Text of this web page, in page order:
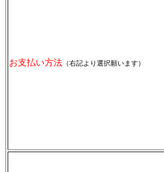
お支払い方法 （右記より選択願います）